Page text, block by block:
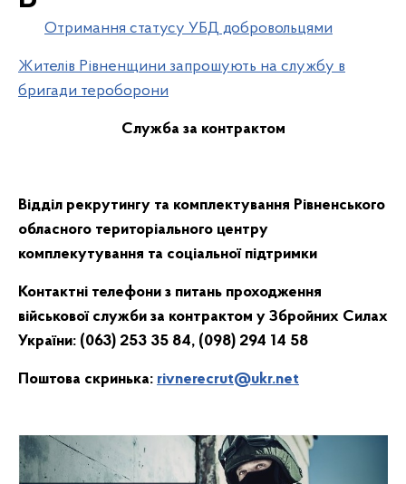
Отримання статусу УБД добровольцями
Жителів Рівненщини запрошують на службу в
бригади тероборони
Служба за контрактом
Відділ рекрутингу та комплектування Рівненського
обласного територіального центру
комплекутування та соціальної підтримки
Контактні телефони з питань проходження
військової служби за контрактом у Збройних Силах
України: (063) 253 35 84, (098) 294 14 58
Поштова скринька: rivnerecrut@ukr.net